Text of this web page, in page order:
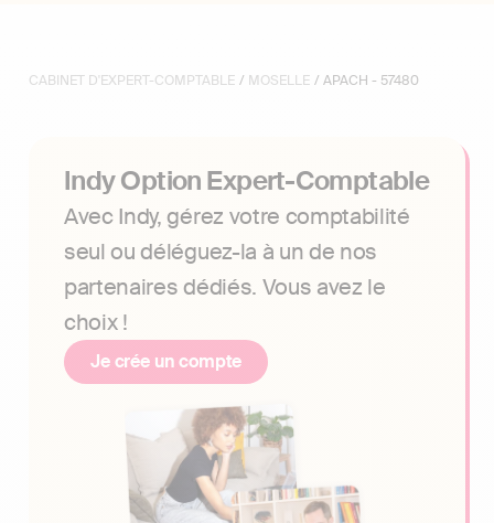
CABINET D'EXPERT-COMPTABLE / MOSELLE / APACH - 57480
Indy Option Expert-Comptable
Avec Indy, gérez votre comptabilité
seul ou déléguez-la à un de nos
partenaires dédiés. Vous avez le
choix !
Je crée un compte